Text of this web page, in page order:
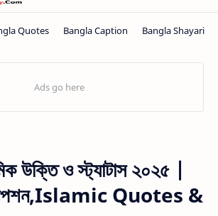
উক্তি ও স্ট্যাটাস ২০২৫ |
Quotes &